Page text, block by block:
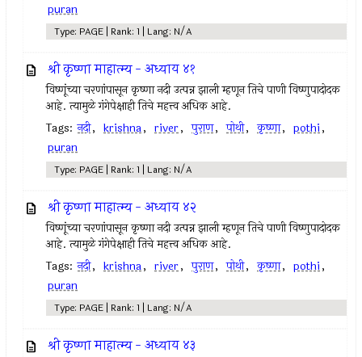
puran
Type: PAGE | Rank: 1 | Lang: N/A
श्री कृष्णा माहात्म्य - अध्याय ४१
विष्णूंच्या चरणांपासून कृष्णा नदी उत्पन्न झाली म्हणून तिचे पाणी विष्णुपादोदक
आहे. त्यामुळे गंगेपेक्षाही तिचे महत्त्व अधिक आहे.
Tags: नदी, krishna, river, पुराण, पोथी, कृष्णा, pothi,
puran
Type: PAGE | Rank: 1 | Lang: N/A
श्री कृष्णा माहात्म्य - अध्याय ४२
विष्णूंच्या चरणांपासून कृष्णा नदी उत्पन्न झाली म्हणून तिचे पाणी विष्णुपादोदक
आहे. त्यामुळे गंगेपेक्षाही तिचे महत्त्व अधिक आहे.
Tags: नदी, krishna, river, पुराण, पोथी, कृष्णा, pothi,
puran
Type: PAGE | Rank: 1 | Lang: N/A
श्री कृष्णा माहात्म्य - अध्याय ४३